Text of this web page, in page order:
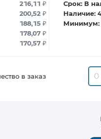
216,11₽
200,52₽
188,15₽
178,07₽
170,57₽
Срок: В
Наличие:
в заказ